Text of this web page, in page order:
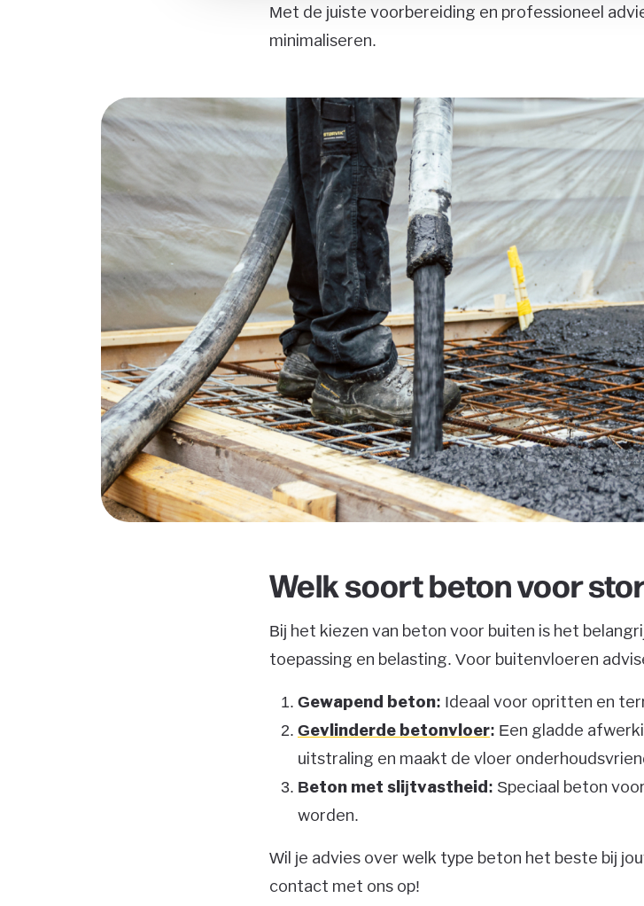
Met de juiste voorbereiding en professioneel
minimaliseren.
Welk soort beton voor
Bij het kiezen van beton voor buiten is het
toepassing en belasting. Voor buitenvloeren
Gewapend beton: Ideaal voor opritten en
Gevlinderde betonvloer: Een gladde
uitstraling en maakt de vloer
Beton met slijtvastheid: Speciaal beton
worden.
Wil je advies over welk type beton het beste bij
contact met ons op!